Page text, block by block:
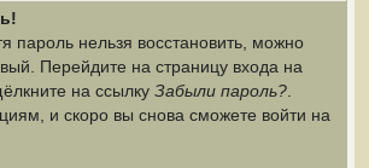
пароль нельзя восстановить, можно
Перейдите на страницу входа на
на ссылку Забыли пароль?
и скоро вы снова сможете войти на